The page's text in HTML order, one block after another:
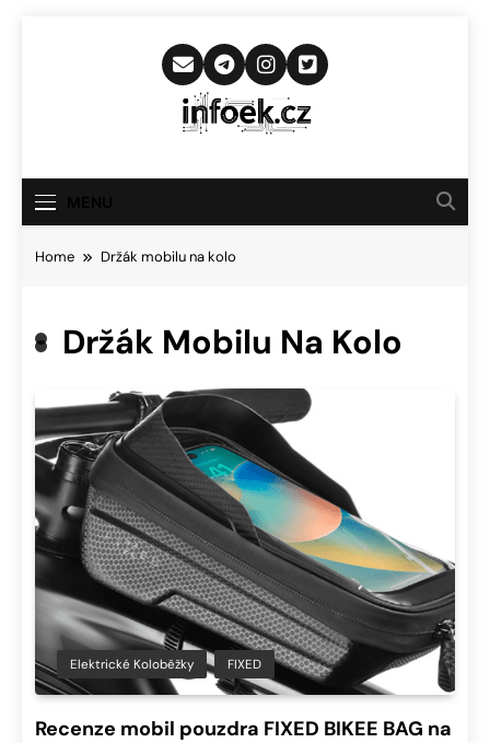
Infoek.cz
Novinkám
Home Držák mobilu na kolo
Držák Mobilu Na Kolo
Elektrické Koloběžky FIXED
Recenze mobil pouzdra FIXED BIKEE BAG na